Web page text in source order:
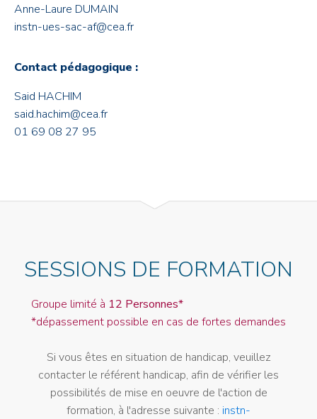
Anne-Laure DUMAIN
instn-ues-sac-af@cea.fr
Contact pédagogique :
Said HACHIM
said.hachim@cea.fr
01 69 08 27 95
SESSIONS DE FORMATION
Groupe limité à 12 Personnes*
*dépassement possible en cas de fortes demandes
Si vous êtes en situation de handicap, veuillez
contacter le référent handicap, afin de vérifier les
possibilités de mise en oeuvre de l'action de
formation, à l'adresse suivante : instn-